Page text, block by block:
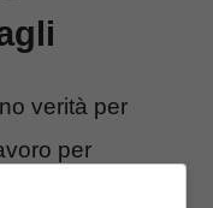
verità per
per
che